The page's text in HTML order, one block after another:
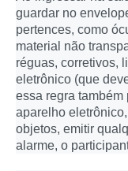
guardar no
pertences, como
material não
réguas, corretivos,
eletrônico (que
essa regra
aparelho
objetos, emitir
alarme, o